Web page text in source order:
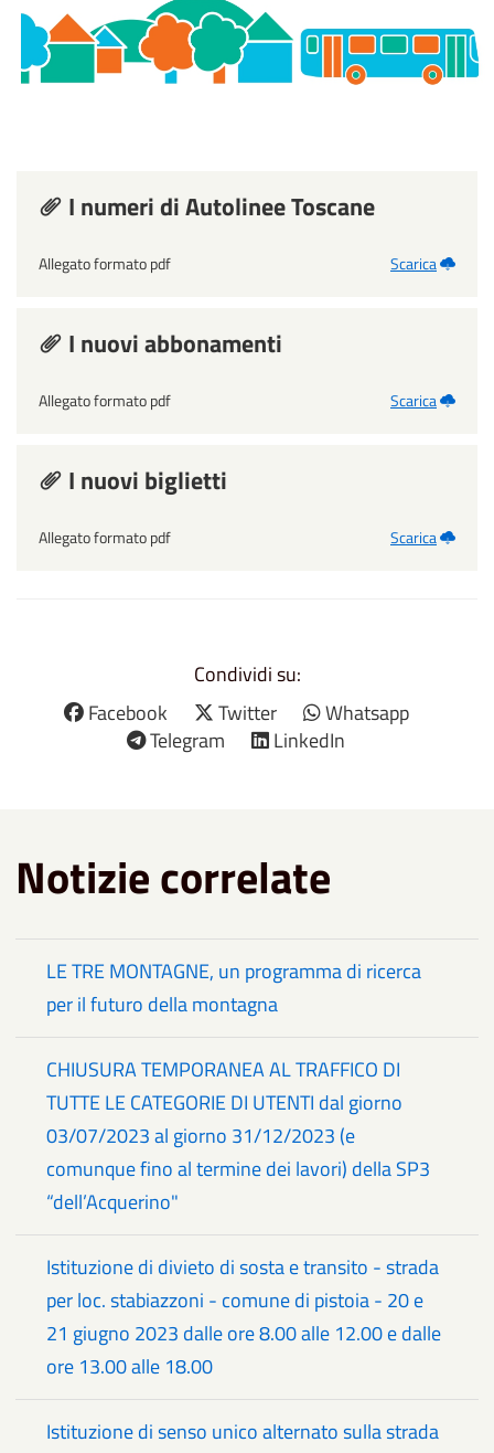
I numeri di Autolinee Toscane
Allegato formato pdf Scarica
I nuovi abbonamenti
Allegato formato pdf Scarica
I nuovi biglietti
Allegato formato pdf Scarica
Condividi su:
Facebook
Twitter
Whatsapp
Telegram
LinkedIn
Notizie correlate
LE TRE MONTAGNE, un programma di ricerca
per il futuro della montagna
CHIUSURA TEMPORANEA AL TRAFFICO DI
TUTTE LE CATEGORIE DI UTENTI dal giorno
03/07/2023 al giorno 31/12/2023 (e
comunque fino al termine dei lavori) della SP3
“dell’Acquerino"
Istituzione di divieto di sosta e transito - strada
per loc. stabiazzoni - comune di pistoia - 20 e
21 giugno 2023 dalle ore 8.00 alle 12.00 e dalle
ore 13.00 alle 18.00
Istituzione di senso unico alternato sulla strada